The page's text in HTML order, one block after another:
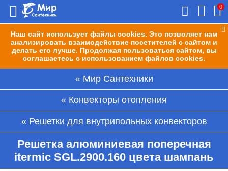
Наш сайт использует файлы cookies. Это позволяет нам
анализировать взаимодействие посетителей с сайтом и
делать его лучше. Продолжая пользоваться сайтом, вы
соглашаетесь с использованием файлов cookies.
0
Мир Сантехники
Конвекторы отопления
Решетки для внутрипольных конвекторов
Решетка алюминиевая поперечная
itermic SGL.2900.160 цвета шампань